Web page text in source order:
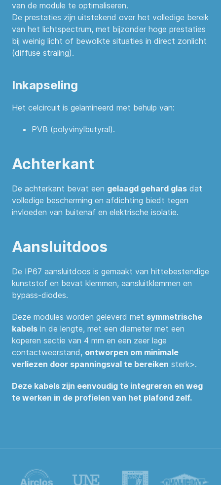
van de module te optimaliseren.
De prestaties zijn uitstekend over het volledige bereik
van het lichtspectrum, met bijzonder hoge prestaties
bij weinig licht of bewolkte situaties in direct zonlicht
(diffuse straling).
Inkapseling
Het celcircuit is gelamineerd met behulp van:
PVB (polyvinylbutyral).
Achterkant
De achterkant bevat een gelaagd gehard glasdat
volledige bescherming en afdichting biedt tegen
invloeden van buitenaf en elektrische isolatie.
Aansluitdoos
De IP67 aansluitdoos is gemaakt van hittebestendige
kunststof en bevat klemmen, aansluitklemmen en
bypass-diodes.
Deze modules worden geleverd met symmetrische
kabelsin de lengte, met een diameter met een
koperen sectie van 4 mm en een zeer lage
contactweerstand, ontworpen om minimale
verliezen door spanningsval te bereiken sterk>.
Deze kabels zijn eenvoudig te integreren en weg
te werken in de profielen van het plafond zelf.